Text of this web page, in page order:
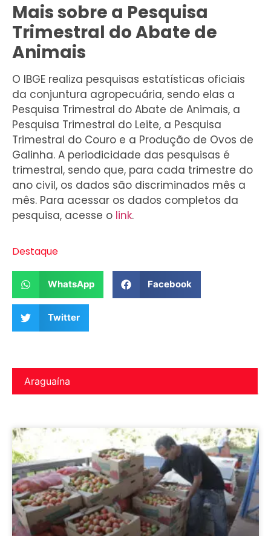
Mais sobre a Pesquisa
Trimestral do Abate de
Animais
O IBGE realiza pesquisas estatísticas oficiais
da conjuntura agropecuária, sendo elas a
Pesquisa Trimestral do Abate de Animais, a
Pesquisa Trimestral do Leite, a Pesquisa
Trimestral do Couro e a Produção de Ovos de
Galinha. A periodicidade das pesquisas é
trimestral, sendo que, para cada trimestre do
ano civil, os dados são discriminados mês a
mês. Para acessar os dados completos da
pesquisa, acesse o link.
Destaque
WhatsApp Facebook
Twitter
Araguaína